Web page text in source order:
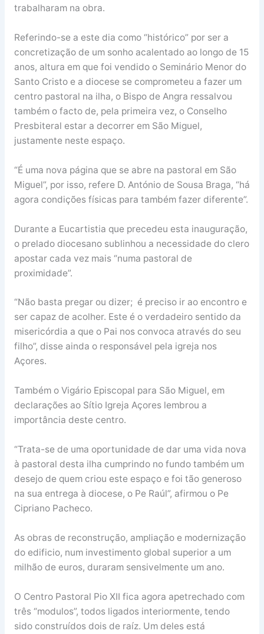
trabalharam na obra.
Referindo-se a este dia como “histórico” por ser a
concretização de um sonho acalentado ao longo de 15
anos, altura em que foi vendido o Seminário Menor do
Santo Cristo e a diocese se comprometeu a fazer um
centro pastoral na ilha, o Bispo de Angra ressalvou
também o facto de, pela primeira vez, o Conselho
Presbiteral estar a decorrer em São Miguel,
justamente neste espaço.
“É uma nova página que se abre na pastoral em São
Miguel”, por isso, refere D. António de Sousa Braga, “há
agora condições físicas para também fazer diferente”.
Durante a Eucartistia que precedeu esta inauguração,
o prelado diocesano sublinhou a necessidade do clero
apostar cada vez mais “numa pastoral de
proximidade”.
“Não basta pregar ou dizer; é preciso ir ao encontro e
ser capaz de acolher. Este é o verdadeiro sentido da
misericórdia a que o Pai nos convoca através do seu
filho”, disse ainda o responsável pela igreja nos
Açores.
Também o Vigário Episcopal para São Miguel, em
declarações ao Sítio Igreja Açores lembrou a
importância deste centro.
“Trata-se de uma oportunidade de dar uma vida nova
à pastoral desta ilha cumprindo no fundo também um
desejo de quem criou este espaço e foi tão generoso
na sua entrega à diocese, o Pe Raúl”, afirmou o Pe
Cipriano Pacheco.
As obras de reconstrução, ampliação e modernização
do edificio, num investimento global superior a um
milhão de euros, duraram sensivelmente um ano.
O Centro Pastoral Pio XII fica agora apetrechado com
três “modulos”, todos ligados interiormente, tendo
sido construídos dois de raíz. Um deles está